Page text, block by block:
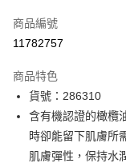
icash Pay
信用卡一次付款
LINE Pay
Apple Pay
街口支付
商品編號
11782757
商品特色
貨號：286310
含有機認證的橄欖
時卻能留下肌膚所
肌膚彈性，保持水